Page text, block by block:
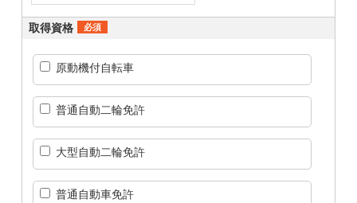
取得資格 必須
原動機付自転車
普通自動二輪免許
大型自動二輪免許
普通自動車免許